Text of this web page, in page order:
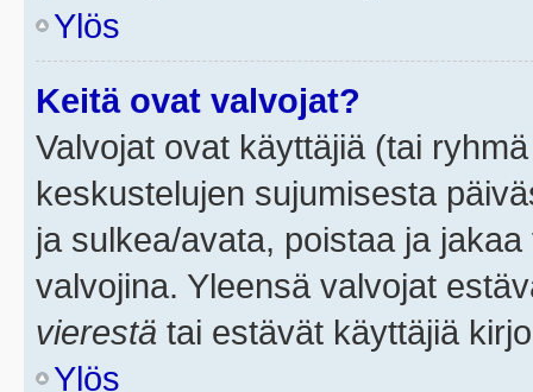
Ylös
Keitä ovat valvojat?
Valvojat ovat käyttäjiä (tai
keskustelujen sujumisesta
ja sulkea/avata, poistaa ja
valvojina. Yleensä valvojat
vierestä tai estävät käyttäjiä
Ylös